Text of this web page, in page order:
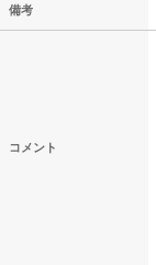
備考
コメント